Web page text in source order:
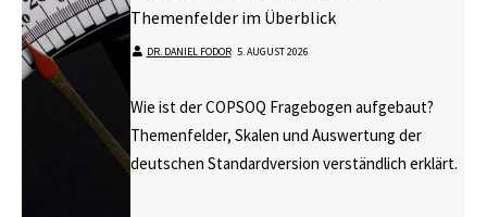
Themenfelder im Überblick
DR. DANIEL FODOR⋅ 5. AUGUST 2026
Wie ist der COPSOQ Fragebogen aufgebaut?
Themenfelder, Skalen und Auswertung der
deutschen Standardversion verständlich erklärt.